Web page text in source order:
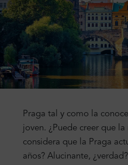
Praga tal y como la
joven. ¿Puede creer que
considera que la Praga
años? Alucinante,